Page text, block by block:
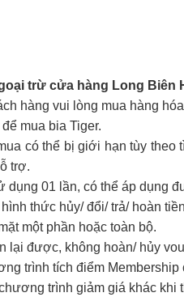
trừ cửa hàng Long Biên
hàng vui lòng mua hàng
mua bia Tiger.
có thể bị giới hạn tùy
trợ.
dụng 01 lần, có thể áp dụng
thức hủy/ đổi/ trả/ hoàn
một phần hoặc toàn bộ.
lại được, không hoàn/ hủy
trình tích điểm Membership
trình giảm giá khác khi